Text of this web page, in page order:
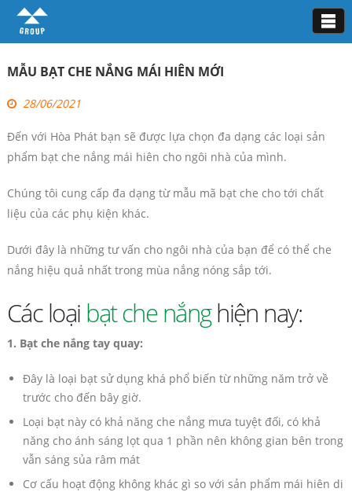
MẪU BẠT CHE NẮNG MÁI HIÊN MỚI
28/06/2021
Đến với Hòa Phát bạn sẽ được lựa chọn đa dạng các loại sản
phẩm bạt che nắng mái hiên cho ngôi nhà của mình.
Chúng tôi cung cấp đa dạng từ mẫu mã bạt che cho tới chất
liệu của các phụ kiện khác.
Dưới đây là những tư vấn cho ngôi nhà của bạn để có thể che
nắng hiệu quả nhất trong mùa nắng nóng sắp tới.
Các loại bạt che nắnghiện nay:
1. Bạt che nắng tay quay:
Đây là loại bạt sử dụng khá phổ biến từ những năm trở về
trước cho đến bây giờ.
Loại bạt này có khả năng che nắng mưa tuyệt đối, có khả
năng cho ánh sáng lọt qua 1 phần nên không gian bên trong
vẫn sáng sủa râm mát
Cơ cấu hoạt động không khác gì so với sản phẩm mái hiên di